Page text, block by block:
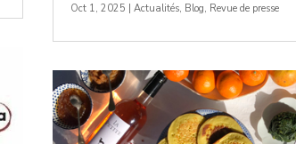
Oct 1, 2025 | Actualités, Blog, Revue de presse